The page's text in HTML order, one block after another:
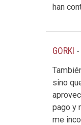
han
GORKI -
sino
pago y
me